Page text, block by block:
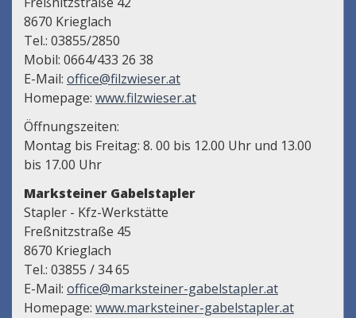
8670 Krieglach
Tel.: 03855/2850
Mobil: 0664/433 26 38
E-Mail: office@filzwieser.at
Homepage: www.filzwieser.at
Öffnungszeiten:
Montag bis Freitag: 8. 00 bis 12.00 Uhr und 13.00
bis 17.00 Uhr
Marksteiner Gabelstapler
Stapler - Kfz-Werkstätte
Freßnitzstraße 45
8670 Krieglach
Tel.: 03855 / 34 65
E-Mail: office@marksteiner-gabelstapler.at
Homepage: www.marksteiner-gabelstapler.at